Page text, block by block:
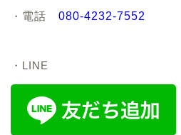
・ 電話 080-4232-7552
・LINE